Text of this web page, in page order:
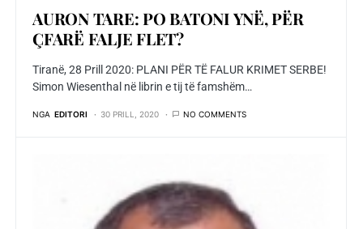
AURON TARE: PO BATONI YNË, PËR
ÇFARË FALJE FLET?
Tiranë, 28 Prill 2020: PLANI PËR TË FALUR KRIMET SERBE!
Simon Wiesenthal në librin e tij të famshëm…
NGA EDITORI 30 PRILL, 2020 NO COMMENTS